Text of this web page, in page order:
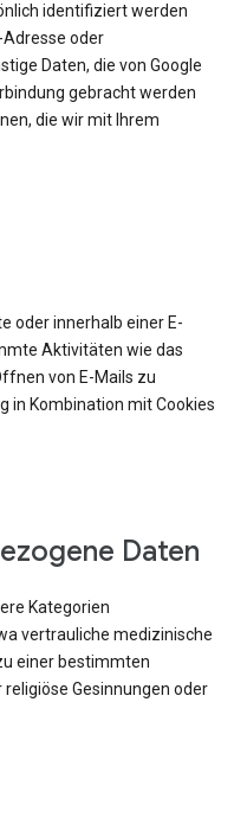
identifiziert werden
Adresse oder
Daten, die von Google
gebracht werden
die wir mit Ihrem
oder innerhalb einer E-
Aktivitäten wie das
von E-Mails zu
in Kombination mit Cookies
Daten
Kategorien
vertrauliche medizinische
einer bestimmten
Gesinnungen oder